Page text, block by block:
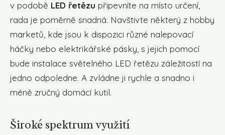
v podobě LED řetězu připevníte na místo určení,
rada je poměrně snadná. Navštivte některý z hobby
marketů, kde jsou k dispozici různé nalepovací
háčky nebo elektrikářské pásky, s jejich pomocí
bude instalace světelného LED řetězu záležitostí na
jedno odpoledne. A zvládne ji rychle a snadno i
méně zručný domácí kutil.
Široké spektrum využití